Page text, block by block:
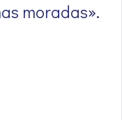
moradas».